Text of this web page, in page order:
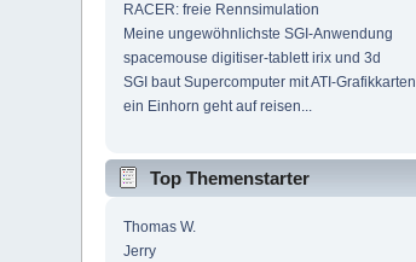
RACER: freie Rennsimulation
Meine ungewöhnlichste SGI-Anwendung
spacemouse digitiser-tablett irix und 3d
SGI baut Supercomputer mit ATI-Grafikkarten
ein Einhorn geht auf reisen...
Top Themenstarter
Thomas W.
Jerry